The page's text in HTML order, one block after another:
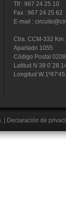
Tlf : 967 24 25 10
Fax : 967 24 25 62
E-mail :
Ctra. CCM-332
Apartado 1055
Código Postal
Latitud N 39
Longitud W
Declaración de